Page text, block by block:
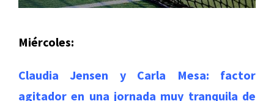
Miércoles:
Claudia Jensen y Carla Mesa: factor
agitador en una jornada muy tranquila de